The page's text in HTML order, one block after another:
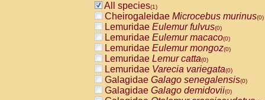
All species(1)
Cheirogaleidae Microcebus murinus(0)
Lemuridae Eulemur fulvus(0)
Lemuridae Eulemur macaco(0)
Lemuridae Eulemur mongoz(0)
Lemuridae Lemur catta(0)
Lemuridae Varecia variegata(0)
Galagidae Galago senegalensis(0)
Galagidae Galago demidovii(0)